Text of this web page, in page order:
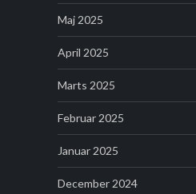
Maj 2025
April 2025
Marts 2025
Februar 2025
Januar 2025
December 2024